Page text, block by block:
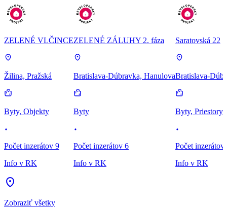
ZELENÉ VLČINCE
Žilina, Pražská
Byty, Objekty
Počet inzerátov 9
Info v RK
ZELENÉ ZÁLUHY 2. fáza
Bratislava-Dúbravka, Hanulova
Byty
Počet inzerátov 6
Info v RK
Saratovská 22
Bratislava-
Byty, Priestory
Počet inzerátov
Info v RK
Zobraziť všetky